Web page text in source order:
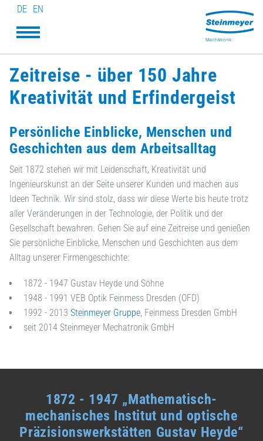
DE EN
Zeitreise - über 150 Jahre
Kreativität und Erfindergeist
Persönliche Einblicke, Menschen und
Geschichten aus dem Arbeitsalltag
Seit 1872 stehen wir mit Leidenschaft, Kreativität und
Ingenieurskunst an der Seite unserer Kunden und machen aus
Ideen Technik. Wir sind stolz, dass wir diese Werte bis heute trotz
aller Veränderungen in der Technologie, der Politik und der
Gesellschaft bewahren. Gehen Sie auf eine Zeitreise und genießen
Sie persönliche Einblicke, Menschen und Geschichten aus dem
Alltag unserer Firmengeschichte:
1872 - 1947 Gustav Heyde und Söhne
1948 - 1991 VEB Optik Feinmess Dresden (OFD)
1992 - 2013 Steinmeyer Gruppe, Feinmess Dresden GmbH
seit 2014 Steinmeyer Mechatronik GmbH
1872 - 1947 „Mathematisch-
mechanisches Institut und optische
Präzisionswerkstätten Gustav Heyde“